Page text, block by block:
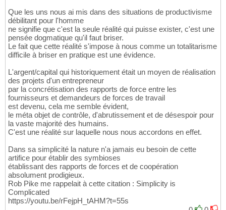
Que les uns nous ai mis dans des situations de productivisme
débilitant pour l'homme
ne signifie que c'est la seule réalité qui puisse exister, c'est une
pensée dogmatique qu'il faut briser.
Le fait que cette réalité s'impose à nous comme un totalitarisme
difficile à briser en pratique est une évidence.
L'argent/capital qui historiquement était un moyen de réalisation
des projets d'un entrepreneur
par la concrétisation des rapports de force entre les
fournisseurs et demandeurs de forces de travail
est devenu, cela me semble évident,
le méta objet de contrôle, d'abrutissement et de désespoir pour
la vaste majorité des humains.
C'est une réalité sur laquelle nous nous accordons en effet.
Dans sa simplicité la nature n'a jamais eu besoin de cette
artifice pour établir des symbioses
établissant des rapports de forces et de coopération
absolument prodigieux.
Rob Pike me rappelait à cette citation : Simplicity is
Complicated
https://youtu.be/rFejpH_tAHM?t=55s